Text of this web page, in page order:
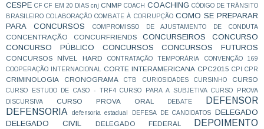
CESPE CF CF EM 20 DIAS cnj CNMP COACH COACHING CÓDIGO DE TRÂNSITO
BRASILEIRO COLABORAÇÃO COMBATE À CORRUPÇÃO COMO SE PREPARAR
PARA CONCURSOS
COMPROMISSO DE AJUSTAMENTO DE CONDUTA
CONCENTRAÇÃO CONCURFRIENDS CONCURSEIROS
CONCURSO
CONCURSO PÚBLICO
CONCURSOS CONCURSOS FUTUROS
CONCURSOS NÍVEL HARD CONTRATAÇÃO TEMPORÁRIA
CONVENÇÃO 169
COOPERAÇÃO INTERNACIONAL CORTE INTERAMERICANA CPC2015 CPI CPR
CRIMINOLOGIA CRONOGRAMA CTB CURIOSIDADES CURSINHO CURSO
CURSO ESTUDO DE CASO - TRF4 CURSO PARA A SUBJETIVA
CURSO PROVA
DISCURSIVA
CURSO PROVA ORAL DEBATE
DEFENSOR
DEFENSORIA
defensoria estadual DEFESA DE CANDIDATOS
DELEGADO
DELEGADO CIVIL
DELEGADO FEDERAL DEPOIMENTO